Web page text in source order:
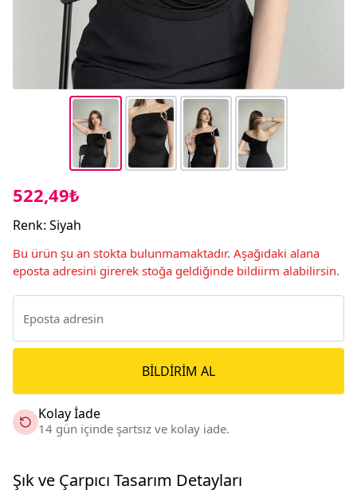
522,49₺
Renk: Siyah
Bu ürün şu an stokta bulunmamaktadır. Aşağıdaki alana
eposta adresini girerek stoğa geldiğinde bildiirm alabilirsin.
BILDIRIM AL
Kolay İade
14 gün içinde şartsız ve kolay iade.
Şık ve Çarpıcı Tasarım Detayları